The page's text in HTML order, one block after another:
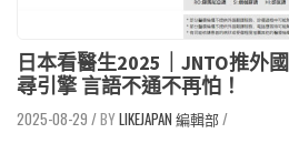
日本看醫生2025｜JNTO推外
尋引擎 言語不通不再怕！
2025-08-29 / LIKEJAPAN 編輯部/